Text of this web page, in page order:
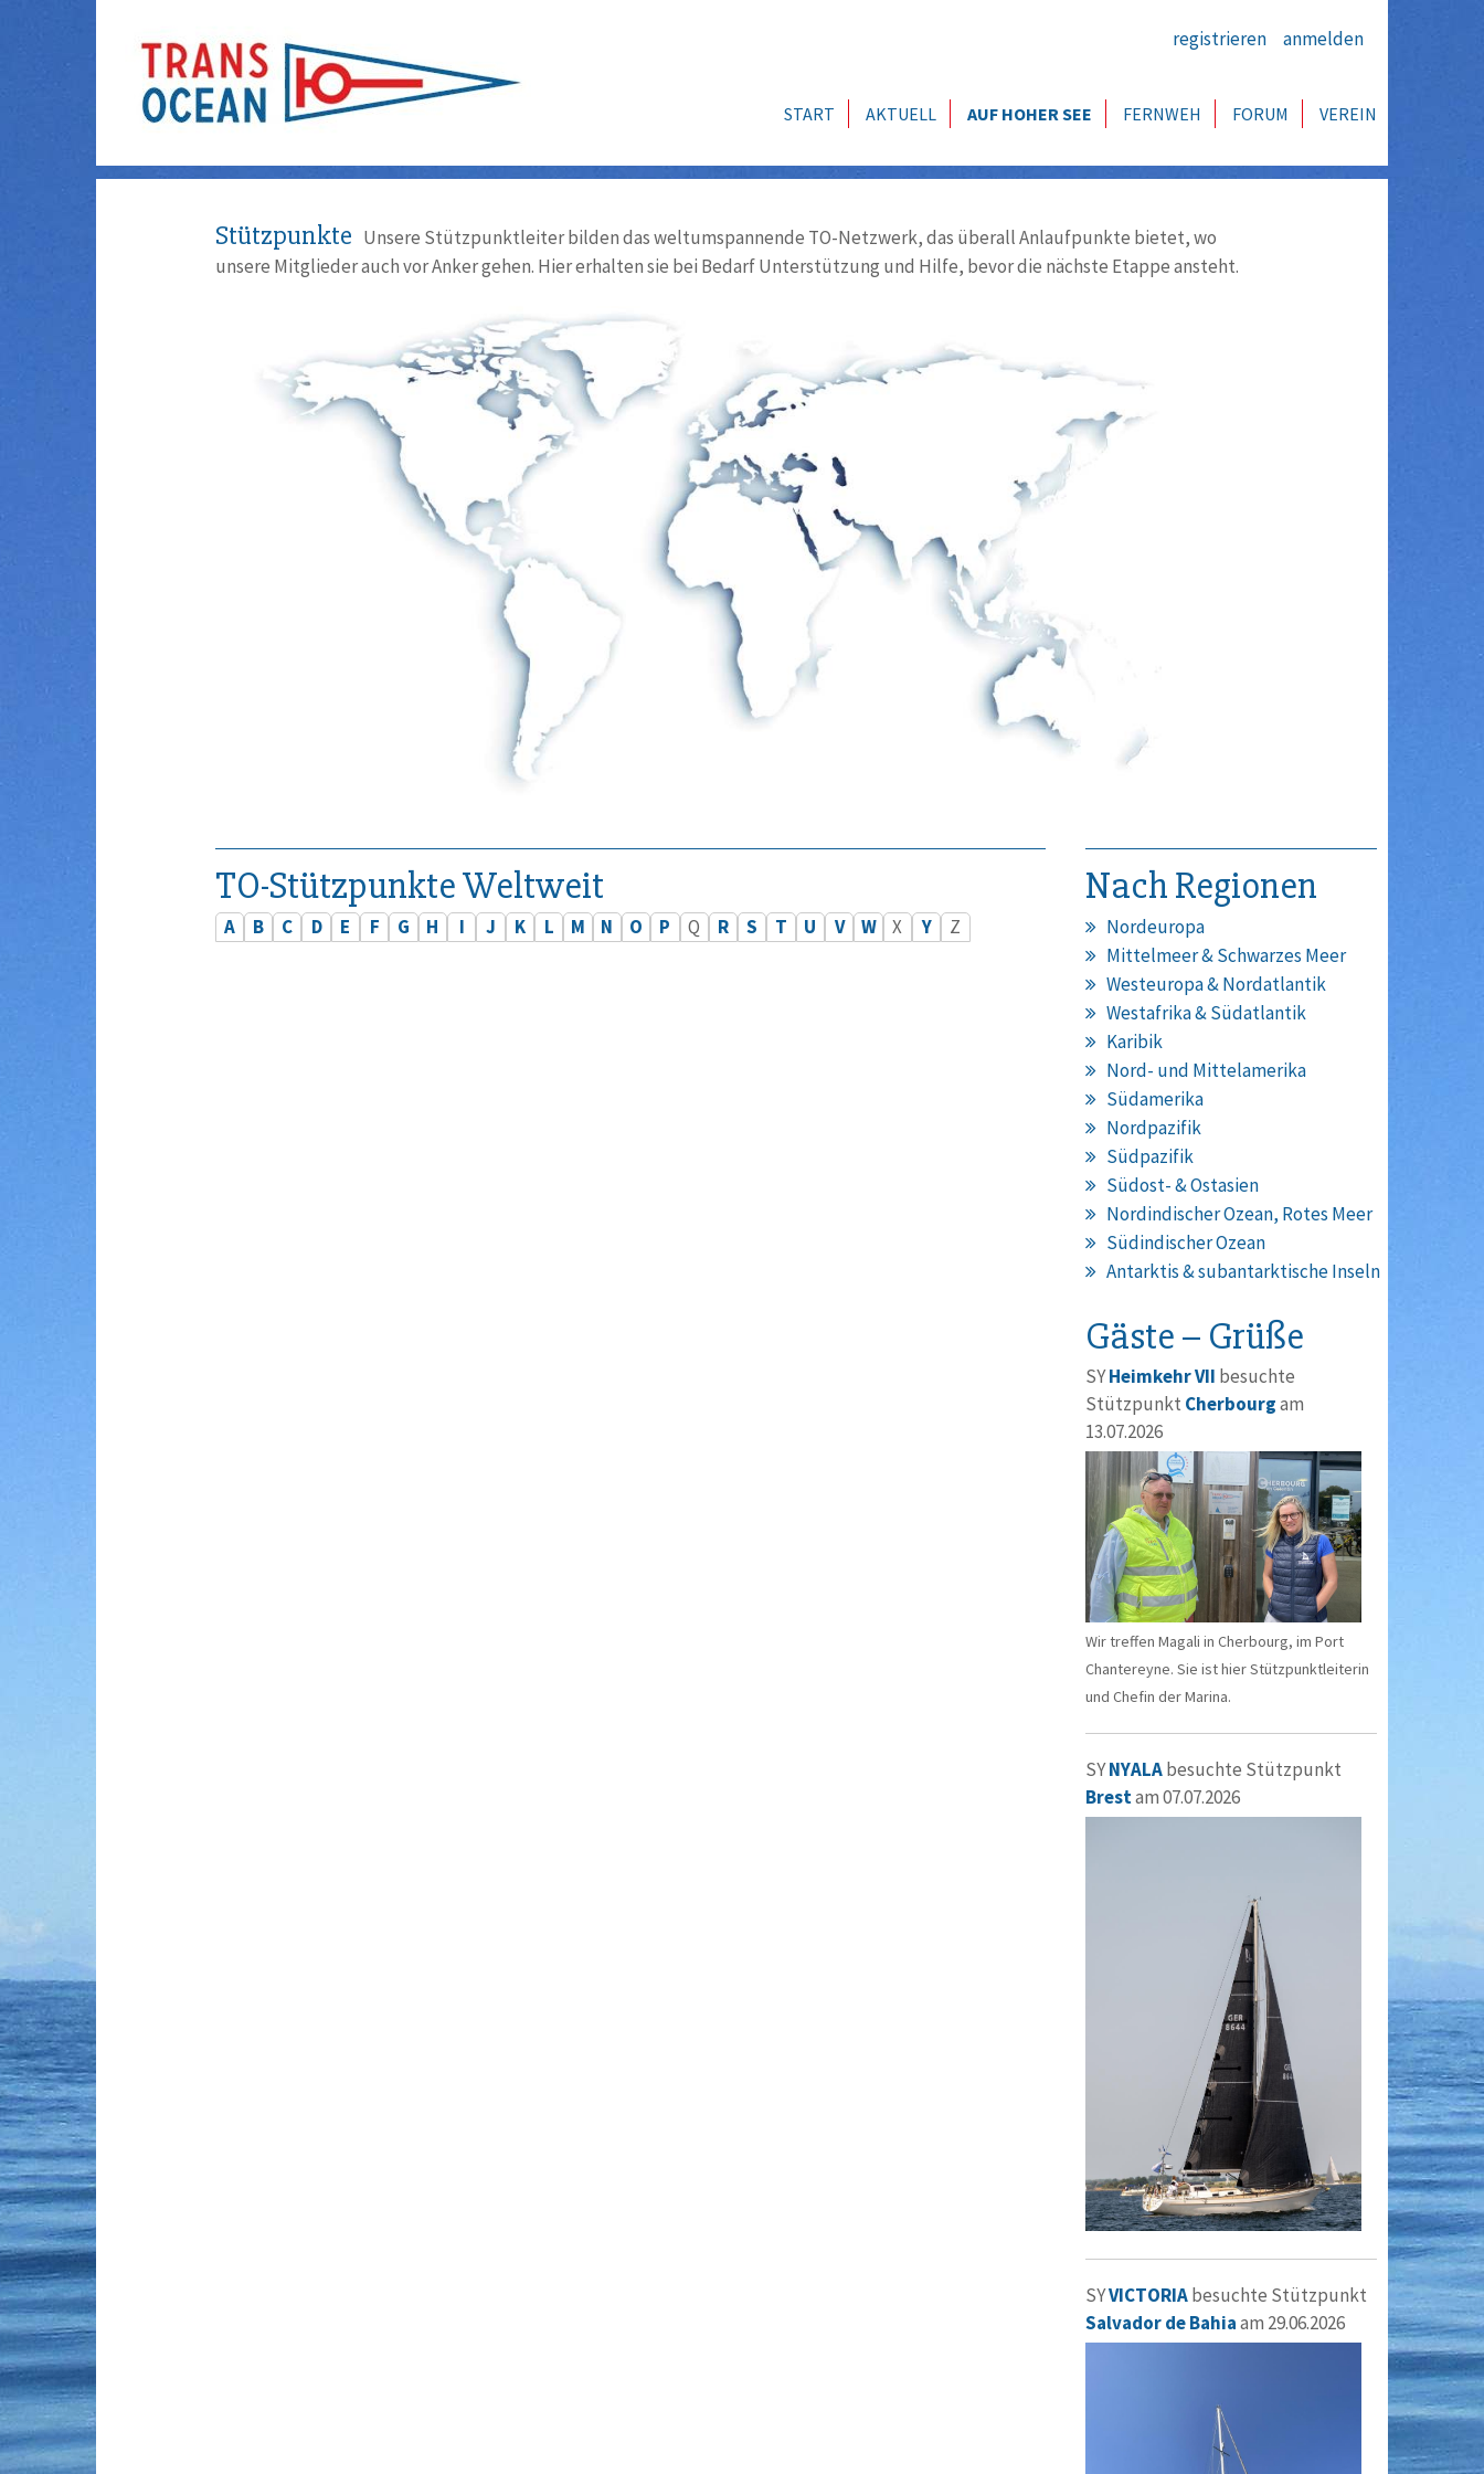
registrieren anmelden
START AKTUELL AUF HOHER SEE FERNWEH FORUM VEREIN
Stützpunkte Unsere Stützpunktleiter bilden das weltumspannende TO-Netzwerk, das überall Anlaufpunkte bietet, wo
unsere Mitglieder auch vor Anker gehen. Hier erhalten sie bei Bedarf Unterstützung und Hilfe, bevor die nächste Etappe ansteht.
TO-Stützpunkte Weltweit
A B C D E F G H I J K L M N O P Q R S T U V W X Y Z
Nach Regionen
Nordeuropa
Mittelmeer & Schwarzes Meer
Westeuropa & Nordatlantik
Westafrika & Südatlantik
Karibik
Nord- und Mittelamerika
Südamerika
Nordpazifik
Südpazifik
Südost- & Ostasien
Nordindischer Ozean, Rotes Meer
Südindischer Ozean
Antarktis & subantarktische Inseln
Gäste – Grüße
SYHeimkehr VII besuchte
Stützpunkt Cherbourgam
13.07.2026
Wir treffen Magali in Cherbourg, im Port
Chantereyne. Sie ist hier Stützpunktleiterin
und Chefin der Marina.
SYNYALAbesuchte Stützpunkt
Brestam 07.07.2026
SYVICTORIAbesuchte Stützpunkt
Salvador de Bahiaam 29.06.2026